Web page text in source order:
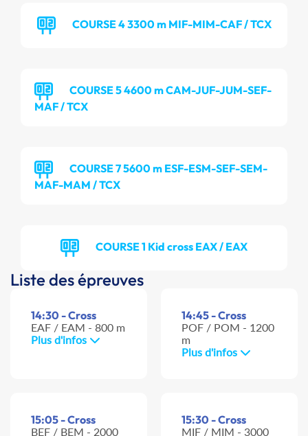
COURSE 4 3300 m MIF-MIM-CAF / TCX
COURSE 5 4600 m CAM-JUF-JUM-SEF-
MAF / TCX
COURSE 7 5600 m ESF-ESM-SEF-SEM-
MAF-MAM / TCX
COURSE 1 Kid cross EAX / EAX
Liste des épreuves
14:30 - Cross
EAF / EAM - 800 m
Plus d'infos
14:45 - Cross
POF / POM - 1200
m
Plus d'infos
15:05 - Cross
BEF / BEM - 2000
15:30 - Cross
MIF / MIM - 3000